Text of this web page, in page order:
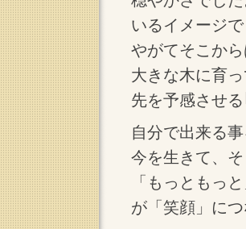
いるイメージ
やがてそこか
大きな木に育
先を予感させ
自分で出来る
今を生きて、
「もっともっ
が「笑顔」に